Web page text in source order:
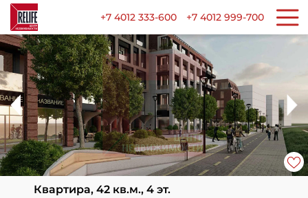
+7 4012 333-600 +7 4012 999-700
Квартира, 42 кв.м., 4 эт.